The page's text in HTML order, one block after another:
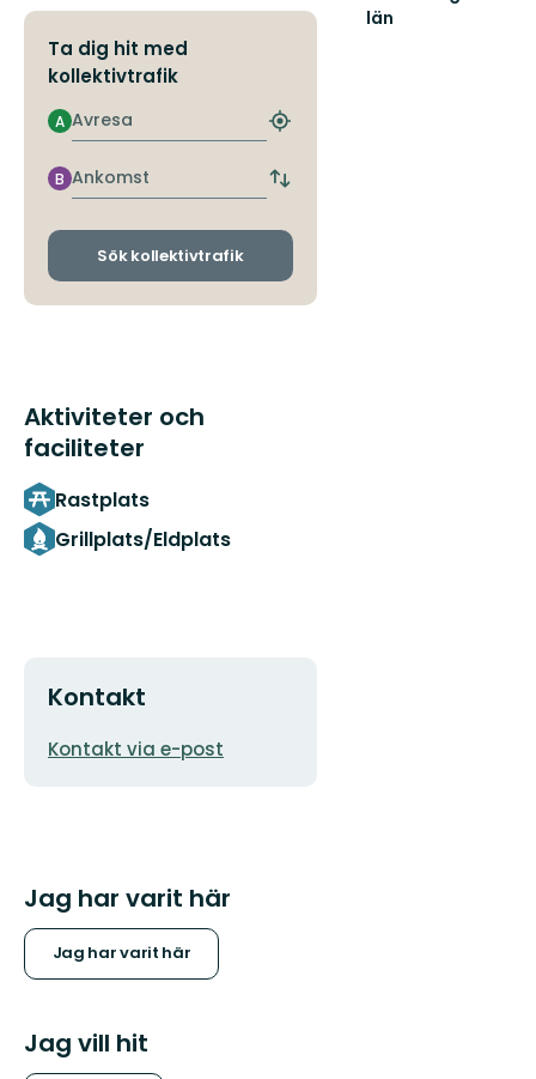
Ta dig hit med
kollektivtrafik
Avresa
A
Hitta
hållplats
Ankomst
B
Byt
och
Sök kollektivtrafik
Aktiviteter och
faciliteter
Rastplats
Grillplats/Eldplats
Kontakt
E-
Kontakt via e-post
Jag har varit här
Jag har varit här
Jag vill hit
län